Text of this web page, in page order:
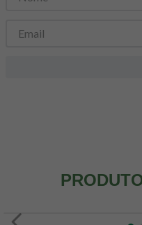
8º maca peruana
9 psyllium